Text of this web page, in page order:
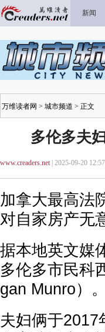
新闻
万维读者网 > 城市频道 > 正文
多伦多夫
www.creaders.net| 2025-09-20
加拿大最高法
对自家房产无
据本地英文媒
多伦多市民科
gan Munro）。
夫妇俩于2017